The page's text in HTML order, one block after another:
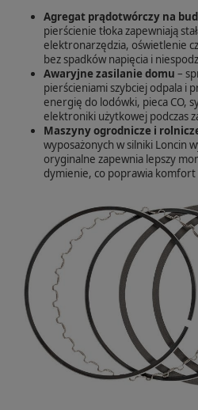
Agregat prądotwórczy na
pierścienie tłoka zapewniają
elektronarzędzia, oświetlenie
bez spadków napięcia i
Awaryjne zasilanie domu –
pierścieniami szybciej odpala i
energię do lodówki, pieca CO,
elektroniki użytkowej podczas
Maszyny ogrodnicze i
wyposażonych w silniki Loncin
oryginalne zapewnia lepszy
dymienie, co poprawia komfort